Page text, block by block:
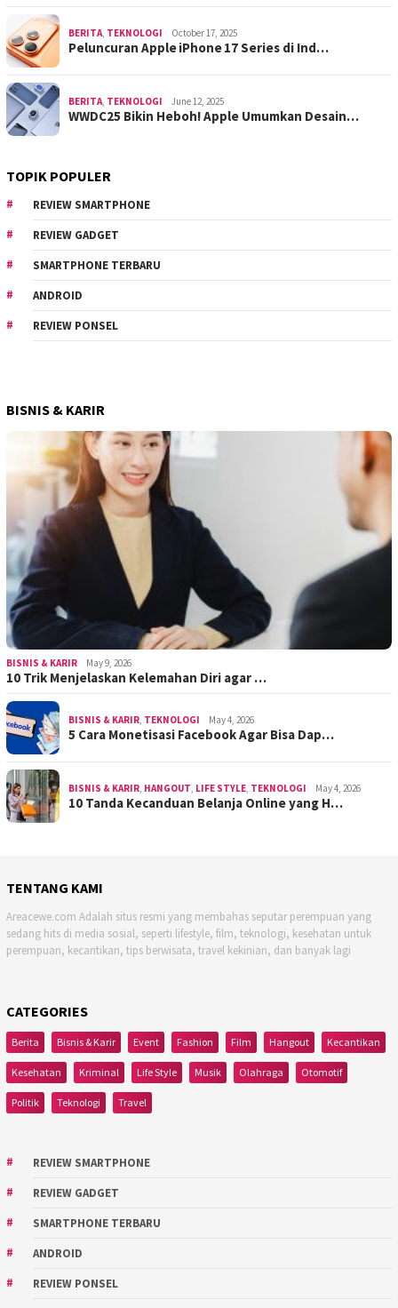
BERITA, TEKNOLOGI October 17, 2025
Peluncuran Apple iPhone 17 Series di Ind…
BERITA, TEKNOLOGI June 12, 2025
WWDC25 Bikin Heboh! Apple Umumkan Desain…
TOPIK POPULER
REVIEW SMARTPHONE
REVIEW GADGET
SMARTPHONE TERBARU
ANDROID
REVIEW PONSEL
BISNIS & KARIR
BISNIS & KARIR May 9, 2026
10 Trik Menjelaskan Kelemahan Diri agar …
BISNIS & KARIR, TEKNOLOGI May 4, 2026
5 Cara Monetisasi Facebook Agar Bisa Dap…
BISNIS & KARIR, HANGOUT, LIFE STYLE, TEKNOLOGI May 4, 2026
10 Tanda Kecanduan Belanja Online yang H…
TENTANG KAMI
Areacewe.com Adalah situs resmi yang membahas seputar perempuan yang
sedang hits di media sosial, seperti lifestyle, film, teknologi, kesehatan untuk
perempuan, kecantikan, tips berwisata, travel kekinian, dan banyak lagi
CATEGORIES
Berita Bisnis & Karir Event Fashion Film Hangout Kecantikan
Kesehatan Kriminal Life Style Musik Olahraga Otomotif
Politik Teknologi Travel
REVIEW SMARTPHONE
REVIEW GADGET
SMARTPHONE TERBARU
ANDROID
REVIEW PONSEL